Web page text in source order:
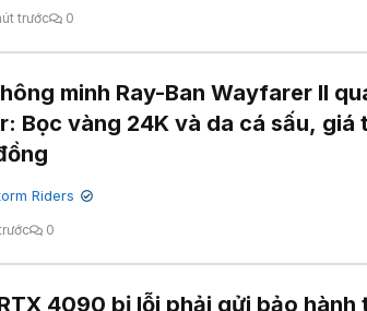
trước 0
minh Ray-Ban Wayfarer II
Bọc vàng 24K và da cá sấu, giá
Riders ✔
0
4090 bị lỗi phải gửi bảo hành